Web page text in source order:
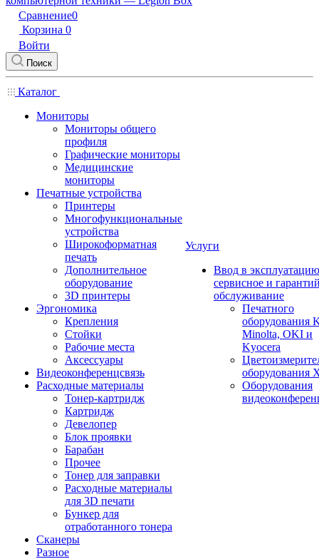
Сравнение0
Корзина 0
Войти
Поиск
Каталог
Мониторы
Мониторы общего
профиля
Графические мониторы
Медицинские
мониторы
Печатные устройства
Принтеры
Многофункциональные
устройства
Широкоформатная
печать
Дополнительное
оборудование
3D принтеры
Эргономика
Крепления
Стойки
Рабочие места
Аксессуары
Видеоконференцсвязь
Расходные материалы
Тонер-картридж
Картридж
Девелопер
Блок проявки
Барабан
Прочее
Тонер для заправки
Расходные материалы
для 3D печати
Бункер для
отработанного тонера
Сканеры
Разное
Услуги
Ввод в
сервисное и
обслуживание
Печатного
оборудования
Minolta, OKI и
Kyocera
оборудования
Оборудования